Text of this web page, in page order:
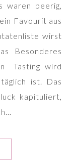
Favourit aus
wirst
Besonderes
Tasting wird
ist. Das
kapituliert,